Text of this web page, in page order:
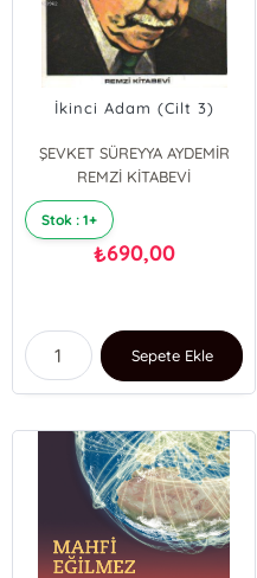
İkinci Adam (Cilt 3)
ŞEVKET SÜREYYA AYDEMİR
REMZİ KİTABEVİ
Stok : 1+
₺690,00
Sepete Ekle